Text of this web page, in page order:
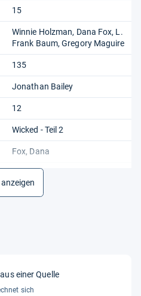
15
Winnie Holzman, Dana Fox, L.
Frank Baum, Gregory Maguire
135
Jonathan Bailey
12
Wicked - Teil 2
Fox, Dana
Keine Angabe
15
Universal Pictures Video
191
einer Quelle
sich